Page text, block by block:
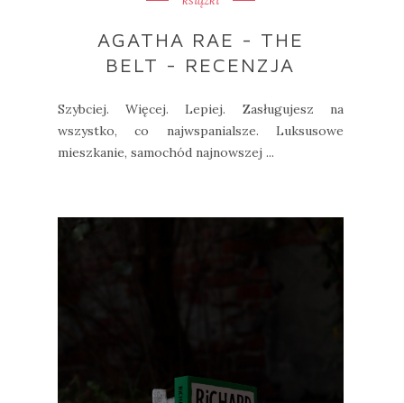
AGATHA RAE - THE
BELT - RECENZJA
Szybciej. Więcej. Lepiej. Zasługujesz na
wszystko, co najwspanialsze. Luksusowe
mieszkanie, samochód najnowszej ...